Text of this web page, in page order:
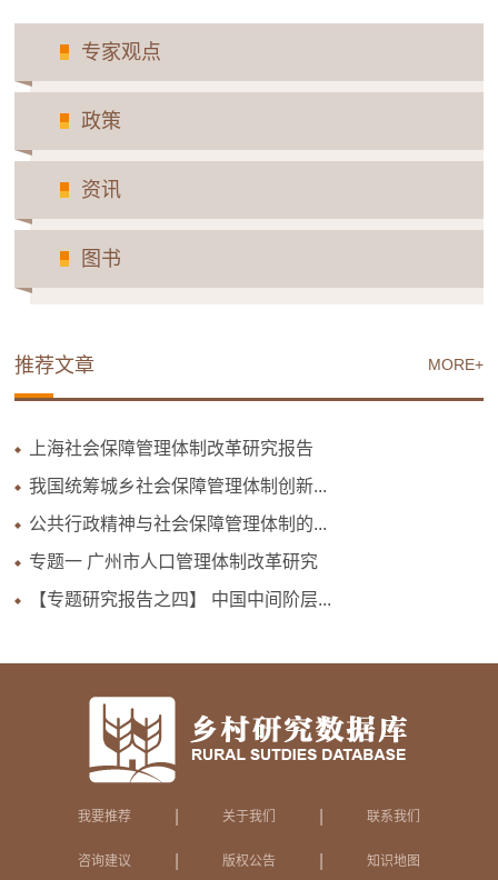
专家观点
政策
资讯
图书
MORE+
推荐文章
上海社会保障管理体制改革研究报告
我国统筹城乡社会保障管理体制创新...
公共行政精神与社会保障管理体制的...
专题一 广州市人口管理体制改革研究
【专题研究报告之四】 中国中间阶层...
我要推荐 关于我们 联系我们
咨询建议 版权公告 知识地图